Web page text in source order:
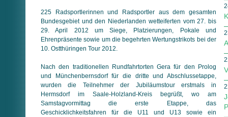
225 Radsportlerinnen und Radsportler aus dem gesamten
Bundesgebiet und den Niederlanden wetteiferten vom 27. bis
29. April 2012 um Siege, Platzierungen, Pokale und
Ehrenpräsente sowie um die begehrten Wertungstrikots bei der
10. Ostthüringen Tour 2012.
Nach den traditionellen Rundfahrtorten Gera für den Prolog
und Münchenbernsdorf für die dritte und Abschlussetappe,
wurden die Teilnehmer der Jubiläumstour erstmals in
Hermsdorf im Saale-Holzland-Kreis begrüßt, wo am
Samstagvormittag die erste Etappe, das
Geschicklichkeitsfahren für die U11 und U13 sowie ein